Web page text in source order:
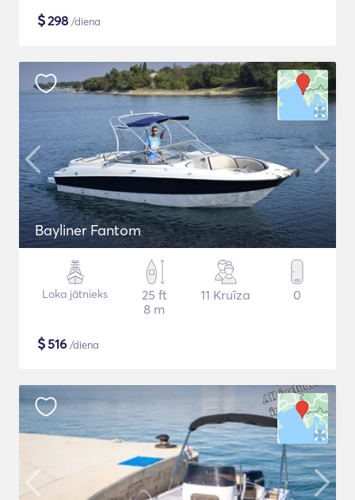
$298 /diena
Bayliner Fantom
Loka jātnieks
25 ft
8 m
11 Kruīza 0
$516 /diena